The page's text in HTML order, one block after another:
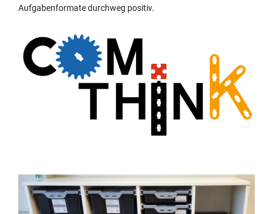
Aufgabenformate durchweg positiv.